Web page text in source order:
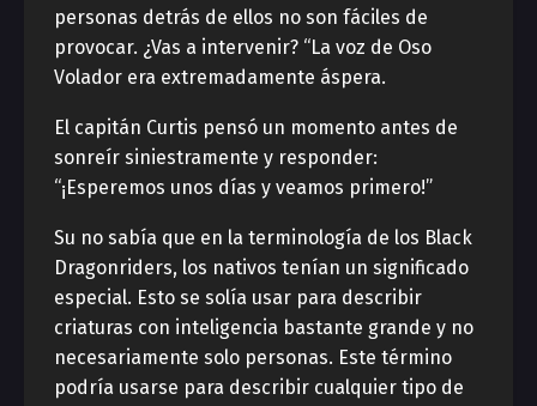
personas detrás de ellos no son fáciles de
provocar. ¿Vas a intervenir? “La voz de Oso
Volador era extremadamente áspera.
El capitán Curtis pensó un momento antes de
sonreír siniestramente y responder:
“¡Esperemos unos días y veamos primero!”
Su no sabía que en la terminología de los Black
Dragonriders, los nativos tenían un significado
especial. Esto se solía usar para describir
criaturas con inteligencia bastante grande y no
necesariamente solo personas. Este término
podría usarse para describir cualquier tipo de